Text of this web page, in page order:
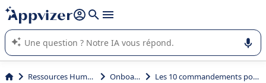
répondre (plusieurs lignes avec
L'IA de Appvizer vous guide dans l'utilisation ou la sélection de
logiciel SaaS en entreprise.
Ressources Humaines (RH) Onboarding Les 10 commandements pour réussir l’intégration d’un nouveau collaborateur